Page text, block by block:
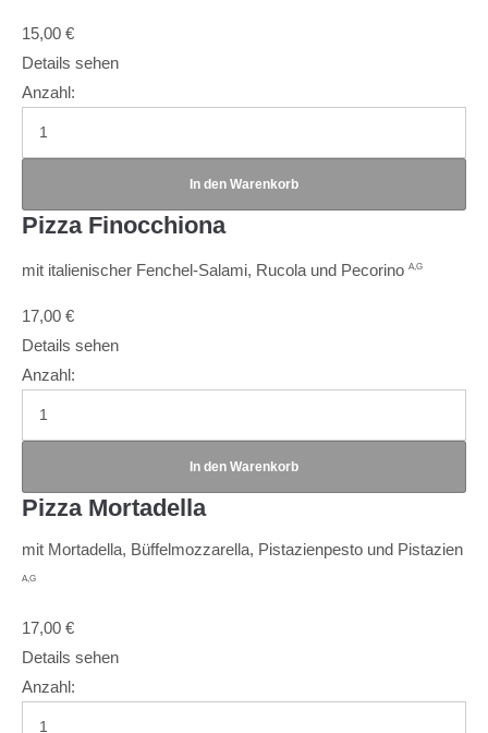
15,00 €
Details sehen
Anzahl:
Pizza Finocchiona
mit italienischer Fenchel-Salami, Rucola und Pecorino A,G
17,00 €
Details sehen
Anzahl:
Pizza Mortadella
mit Mortadella, Büffelmozzarella, Pistazienpesto und Pistazien
A,G
17,00 €
Details sehen
Anzahl: